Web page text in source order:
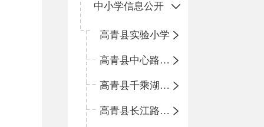
中小学信息公开
高青县实验小学
高青县中心路小学
高青县千乘湖小学
高青县长江路小学